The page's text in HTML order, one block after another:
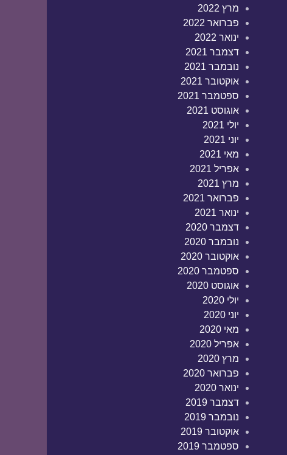
מרץ 2022
פברואר 2022
ינואר 2022
דצמבר 2021
נובמבר 2021
אוקטובר 2021
ספטמבר 2021
אוגוסט 2021
יולי 2021
יוני 2021
מאי 2021
אפריל 2021
מרץ 2021
פברואר 2021
ינואר 2021
דצמבר 2020
נובמבר 2020
אוקטובר 2020
ספטמבר 2020
אוגוסט 2020
יולי 2020
יוני 2020
מאי 2020
אפריל 2020
מרץ 2020
פברואר 2020
ינואר 2020
דצמבר 2019
נובמבר 2019
אוקטובר 2019
ספטמבר 2019